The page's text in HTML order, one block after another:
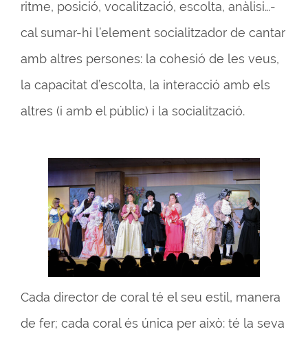
ritme, posició, vocalització, escolta, anàlisi…-
cal sumar-hi l’element socialitzador de cantar
amb altres persones: la cohesió de les veus,
la capacitat d’escolta, la interacció amb els
altres (i amb el públic) i la socialització.
Cada director de coral té el seu estil, manera
de fer; cada coral és única per això: té la seva